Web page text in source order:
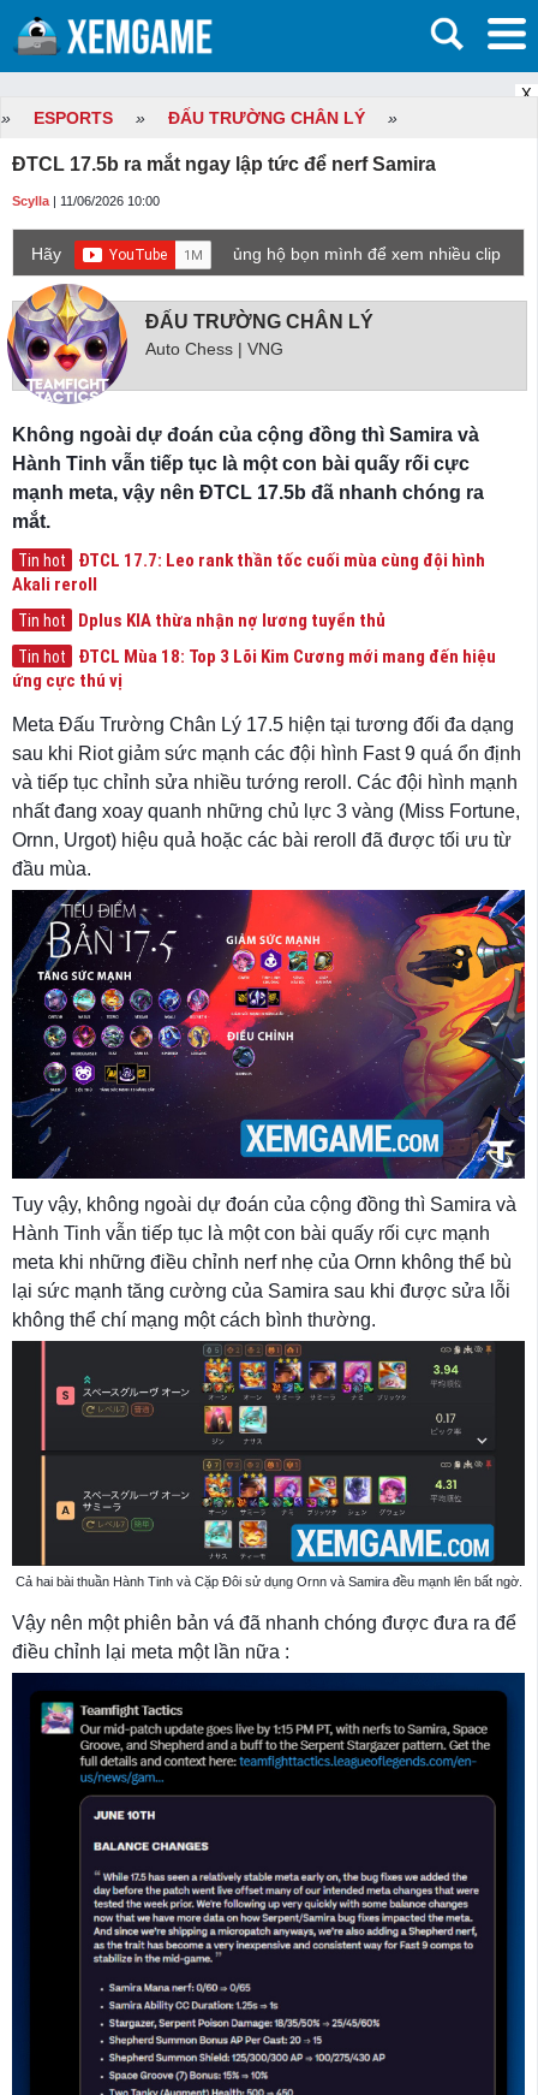
X
» ESPORTS » ĐẤU TRƯỜNG CHÂN LÝ »
ĐTCL 17.5b ra mắt ngay lập tức để nerf Samira
Scylla | 11/06/2026 10:00
Hãy
ủng hộ bọn mình để xem nhiều clip
game mới hơn nhé!
ĐẤU TRƯỜNG CHÂN LÝ
Auto Chess | VNG
Không ngoài dự đoán của cộng đồng thì Samira và
Hành Tinh vẫn tiếp tục là một con bài quấy rối cực
mạnh meta, vậy nên ĐTCL 17.5b đã nhanh chóng ra
mắt.
Tin hot
ĐTCL 17.7: Leo rank thần tốc cuối mùa cùng đội hình
Akali reroll
Tin hot Dplus KIA thừa nhận nợ lương tuyển thủ
Tin hot
ĐTCL Mùa 18: Top 3 Lõi Kim Cương mới mang đến hiệu
ứng cực thú vị
Meta Đấu Trường Chân Lý 17.5 hiện tại tương đối đa dạng
sau khi Riot giảm sức mạnh các đội hình Fast 9 quá ổn định
và tiếp tục chỉnh sửa nhiều tướng reroll. Các đội hình mạnh
nhất đang xoay quanh những chủ lực 3 vàng (Miss Fortune,
Ornn, Urgot) hiệu quả hoặc các bài reroll đã được tối ưu từ
đầu mùa.
Tuy vậy, không ngoài dự đoán của cộng đồng thì Samira và
Hành Tinh vẫn tiếp tục là một con bài quấy rối cực mạnh
meta khi những điều chỉnh nerf nhẹ của Ornn không thể bù
lại sức mạnh tăng cường của Samira sau khi được sửa lỗi
không thể chí mạng một cách bình thường.
Cả hai bài thuần Hành Tinh và Cặp Đôi sử dụng Ornn và Samira đều mạnh lên bất ngờ.
Vậy nên một phiên bản vá đã nhanh chóng được đưa ra để
điều chỉnh lại meta một lần nữa :